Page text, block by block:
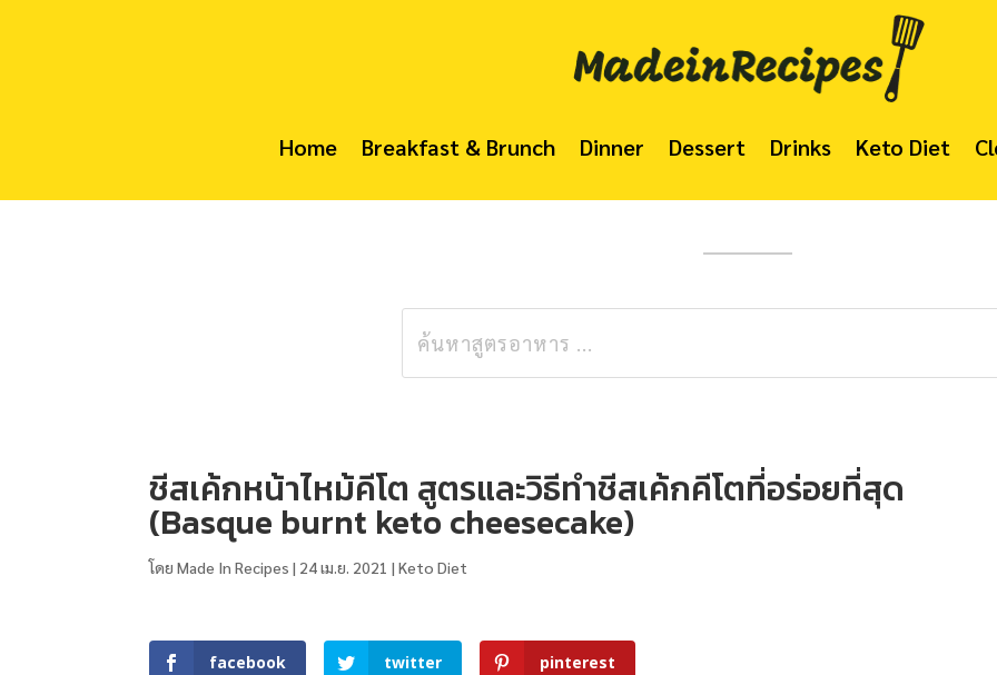
Home Breakfast & Brunch Dinner Dessert Drinks Keto Diet
ชีสเค้กหน้าไหม้คีโต สูตรและวิธีทำชีสเค้กคีโตที่อร่อยที่สุด
(Basque burnt keto cheesecake)
โดยMade In Recipes | 24 เม.ย. 2021 |Keto Diet
facebook twitter pinterest